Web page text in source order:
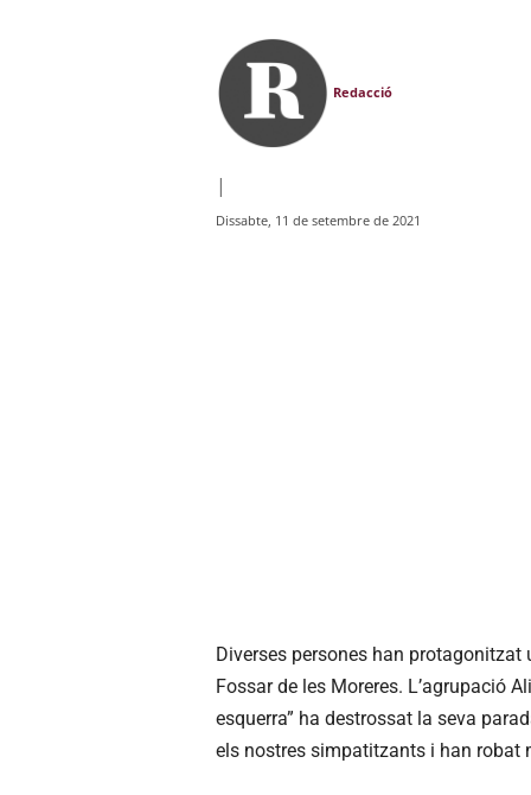
Redacció
|
Dissabte, 11 de setembre de 2021
Diverses persones han
Fossar de les Moreres. L’agrupació
esquerra” ha destrossat la seva
els nostres simpatitzants i han robat